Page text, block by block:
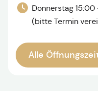
Donnerstag 15:00
(bitte Termin
Alle